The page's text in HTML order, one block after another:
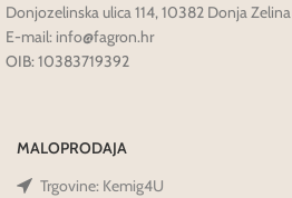
Donjozelinska ulica 114, 10382 Donja Zelina
E-mail: info@fagron.hr
OIB: 10383719392
MALOPRODAJA
Trgovine: Kemig4U